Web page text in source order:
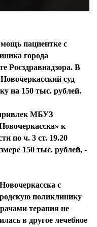
пациентке с
города
Росздравнадзора. В
суд
на 150 тыс. рублей.
МБУЗ
к
по ч. 3 ст. 19.20
150 тыс. рублей, -
с
поликлинику
терапия не
в другое лечебное